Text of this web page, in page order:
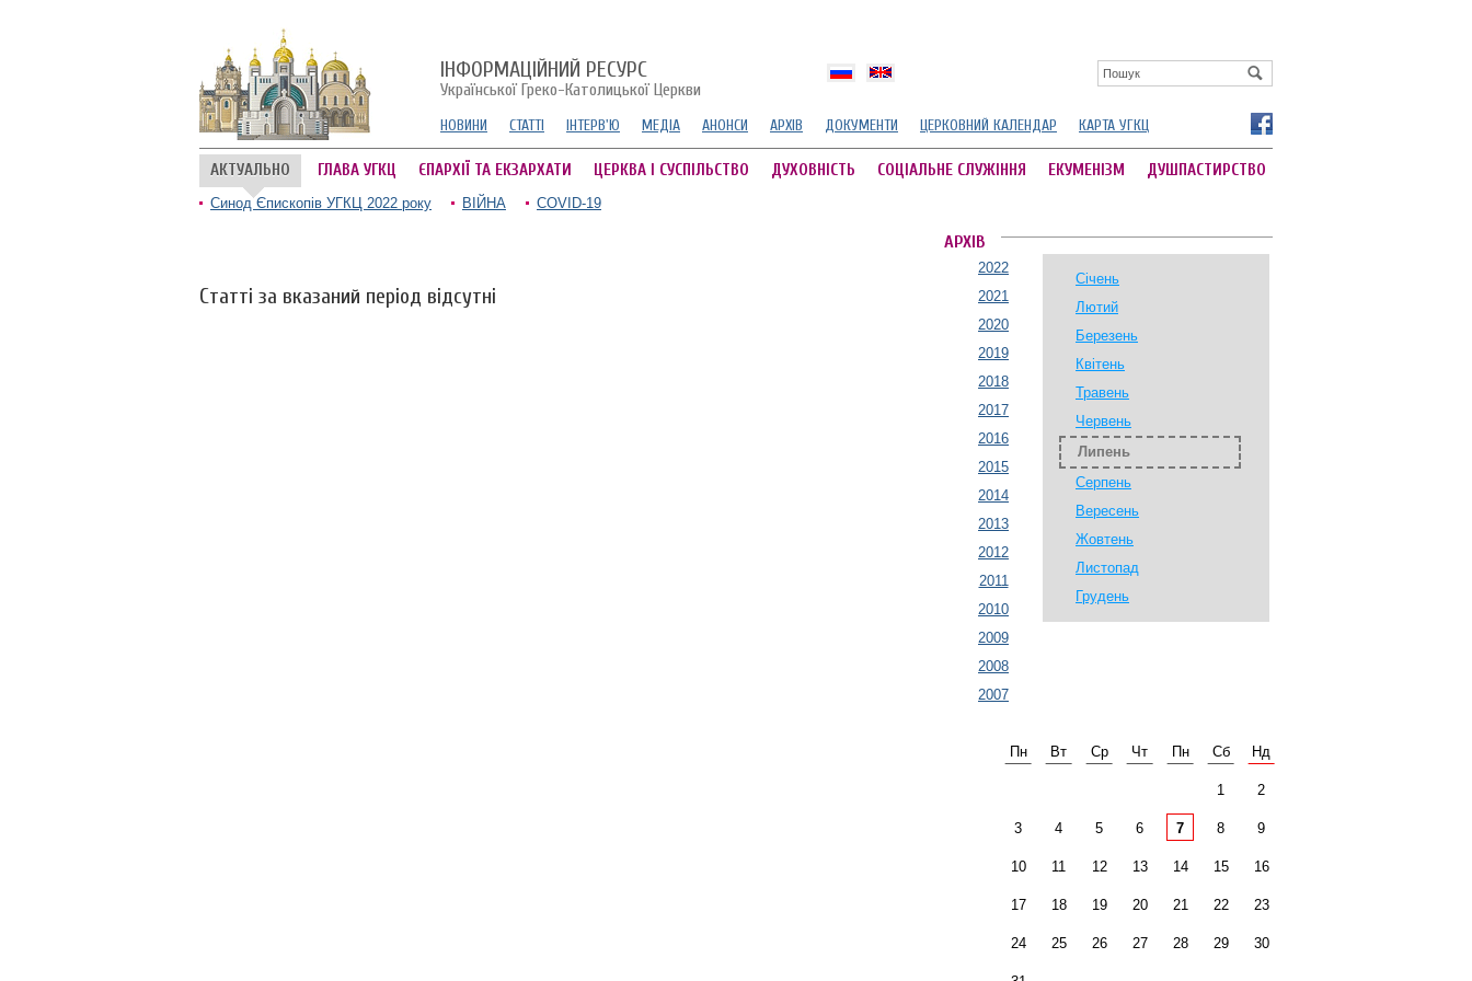
ІНФОРМАЦІЙНИЙ РЕСУРС
Української Греко-Католицької Церкви
НОВИНИ СТАТТІ ІНТЕРВ'Ю МЕДІА АНОНСИ АРХІВ ДОКУМЕНТИ ЦЕРКОВНИЙ КАЛЕНДАР КАРТА УГКЦ
АКТУАЛЬНО ГЛАВА УГКЦ ЄПАРХІЇ ТА ЕКЗАРХАТИ ЦЕРКВА І СУСПІЛЬСТВО ДУХОВНІСТЬ СОЦІАЛЬНЕ СЛУЖІННЯ ЕКУМЕНІЗМ ДУШПАСТИРСТВО
Синод Єпископів УГКЦ 2022 року ВІЙНА COVID-19
Статті за вказаний період відсутні
АРХІВ
2022
2021
2020
2019
2018
2017
2016
2015
2014
2013
2012
2011
2010
2009
2008
2007
Січень
Лютий
Березень
Квітень
Травень
Червень
Липень
Серпень
Вересень
Жовтень
Листопад
Грудень
Пн Вт Ср Чт Пн Сб Нд
1 2
3 4 5 6 7 8 9
10 11 12 13 14 15 16
17 18 19 20 21 22 23
24 25 26 27 28 29 30